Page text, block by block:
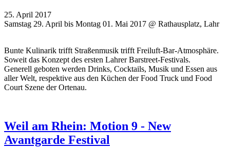
25. April 2017
Samstag 29. April bis Montag 01. Mai 2017 @ Rathausplatz, Lahr
Bunte Kulinarik trifft Straßenmusik trifft Freiluft-Bar-Atmosphäre.
Soweit das Konzept des ersten Lahrer Barstreet-Festivals.
Generell geboten werden Drinks, Cocktails, Musik und Essen aus
aller Welt, respektive aus den Küchen der Food Truck und Food
Court Szene der Ortenau.
Weil am Rhein: Motion 9 - New
Avantgarde Festival